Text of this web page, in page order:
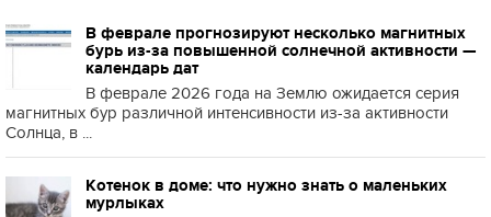
В феврале прогнозируют несколько магнитных
бурь из-за повышенной солнечной активности —
календарь дат
В феврале 2026 года на Землю ожидается серия
магнитных бур различной интенсивности из-за активности
Солнца, в ...
Котенок в доме: что нужно знать о маленьких
мурлыках